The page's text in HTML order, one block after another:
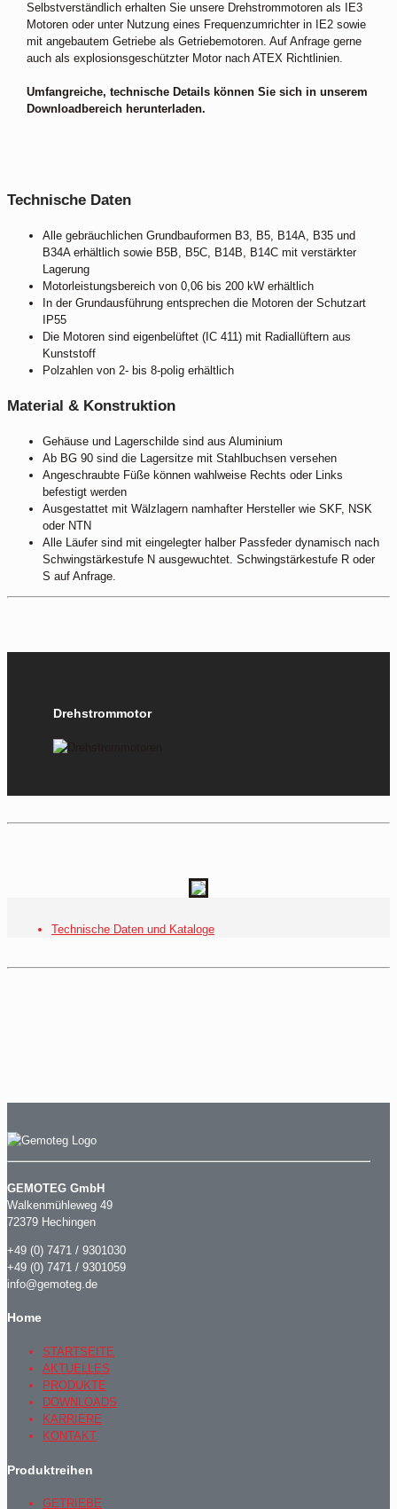
Selbstverständlich erhalten Sie unsere Drehstrommotoren als IE3
Motoren oder unter Nutzung eines Frequenzumrichter in IE2 sowie
mit angebautem Getriebe als Getriebemotoren. Auf Anfrage gerne
auch als explosionsgeschützter Motor nach ATEX Richtlinien.
Umfangreiche, technische Details können Sie sich in unserem
Downloadbereich herunterladen.
Technische Daten
Alle gebräuchlichen Grundbauformen B3, B5, B14A, B35 und
B34A erhältlich sowie B5B, B5C, B14B, B14C mit verstärkter
Lagerung
Motorleistungsbereich von 0,06 bis 200 kW erhältlich
In der Grundausführung entsprechen die Motoren der Schutzart
IP55
Die Motoren sind eigenbelüftet (IC 411) mit Radiallüftern aus
Kunststoff
Polzahlen von 2- bis 8-polig erhältlich
Material & Konstruktion
Gehäuse und Lagerschilde sind aus Aluminium
Ab BG 90 sind die Lagersitze mit Stahlbuchsen versehen
Angeschraubte Füße können wahlweise Rechts oder Links
befestigt werden
Ausgestattet mit Wälzlagern namhafter Hersteller wie SKF, NSK
oder NTN
Alle Läufer sind mit eingelegter halber Passfeder dynamisch nach
Schwingstärkestufe N ausgewuchtet. Schwingstärkestufe R oder
S auf Anfrage.
Drehstrommotor
Technische Daten und Kataloge
GEMOTEG GmbH
Walkenmühleweg 49
72379 Hechingen
+49 (0) 7471 / 9301030
+49 (0) 7471 / 9301059
info@gemoteg.de
Home
STARTSEITE
AKTUELLES
PRODUKTE
DOWNLOADS
KARRIERE
KONTAKT
Produktreihen
GETRIEBE